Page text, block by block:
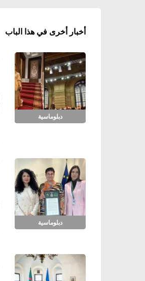
أخبار أخرى في هذا الباب
دبلوماسية
دبلوماسية